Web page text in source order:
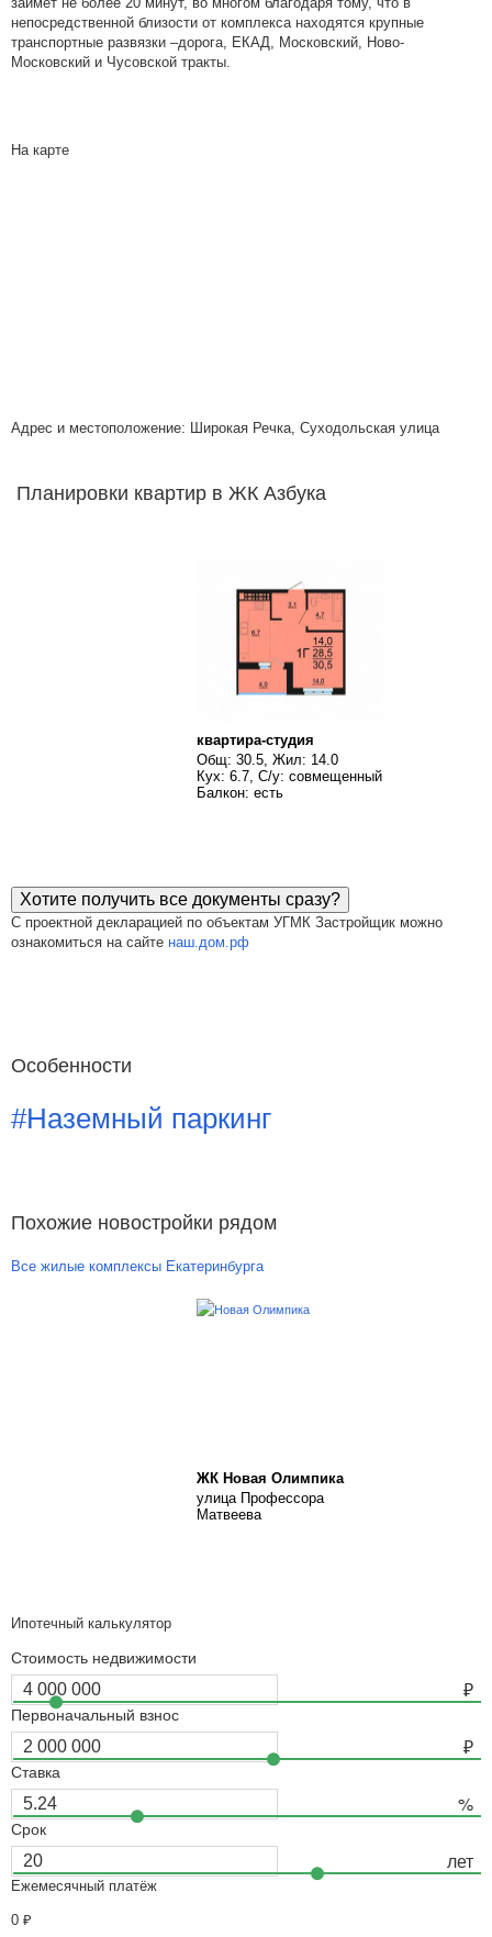
непосредственной близости от комплекса находятся крупные
транспортные развязки –дорога, ЕКАД, Московский, Ново-
Московский и Чусовской тракты.
На карте
Адрес и местоположение: Широкая Речка, Суходольская улица
Планировки квартир в ЖК Азбука
квартира-студия
Общ: 30.5, Жил: 14.0
Кух: 6.7, С/у: совмещенный
Балкон: есть
Хотите получить все документы сразу?
С проектной декларацией по объектам УГМК Застройщик можно
ознакомиться на сайте наш.дом.рф
Особенности
#Наземный паркинг
Похожие новостройки рядом
Все жилые комплексы Екатеринбурга
ЖК Новая Олимпика
улица Профессора
Матвеева
Ипотечный калькулятор
Стоимость недвижимости
Первоначальный взнос
Ставка
Срок
Ежемесячный платёж
0 ₽